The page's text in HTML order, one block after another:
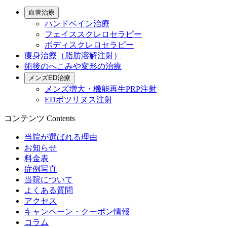
血管治療
ハンドベイン治療
フェイススクレロセラピー
ボディスクレロセラピー
痩身治療（脂肪溶解注射）
術後のへこみや変形の治療
メンズED治療
メンズ増大・機能再生PRP注射
EDボツリヌス注射
コンテンツ Contents
当院が選ばれる理由
お知らせ
料金表
症例写真
当院について
よくある質問
アクセス
キャンペーン・クーポン情報
コラム